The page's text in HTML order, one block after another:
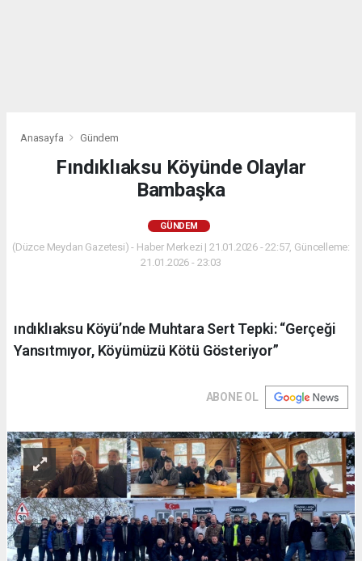
Anasayfa Gündem
Fındıklıaksu Köyünde Olaylar
Bambaşka
GÜNDEM
(Düzce Meydan Gazetesi) - Haber Merkezi | 21.01.2026 - 22:57, Güncelleme:
21.01.2026 - 23:03
ındıklıaksu Köyü’nde Muhtara Sert Tepki: “Gerçeği
Yansıtmıyor, Köyümüzü Kötü Gösteriyor”
ABONE OL